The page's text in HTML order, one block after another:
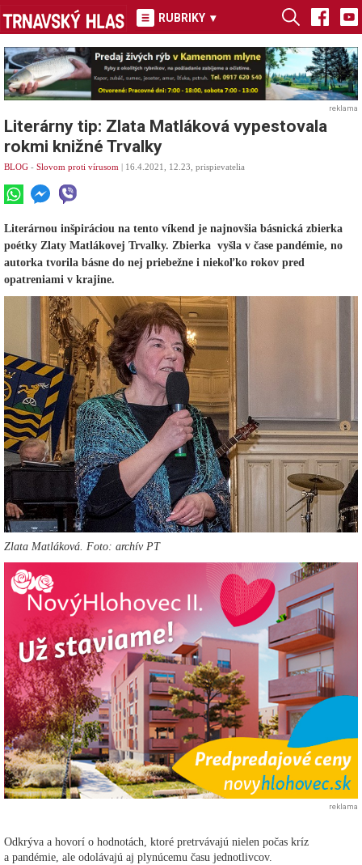
RUBRIKY ▾
reklama
Literárny tip: Zlata Matláková vypestovala
rokmi knižné Trvalky
BLOG - Slovom proti vírusom | 16.4.2021, 12.23, prispievatelia
Literárnou inšpiráciou na tento víkend je najnovšia básnická zbierka
poétky Zlaty Matlákovej Trvalky. Zbierka vyšla v čase pandémie, no
autorka tvorila básne do nej priebežne i niekoľko rokov pred
opatreniami v krajine.
Zlata Matláková. Foto: archív PT
reklama
Odkrýva a hovorí o hodnotách, ktoré pretrvávajú nielen počas kríz
a pandémie, ale odolávajú aj plynúcemu času jednotlivcov.